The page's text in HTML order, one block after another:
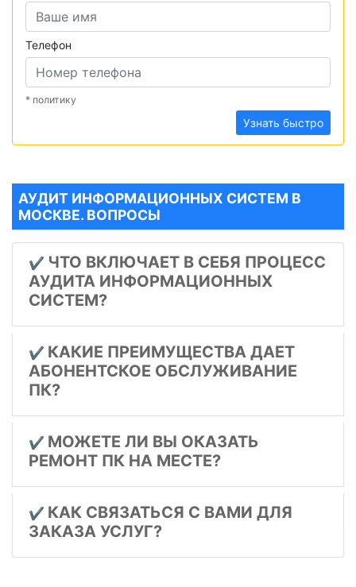
Телефон
* политику
Узнать быстро
АУДИТ ИНФОРМАЦИОННЫХ СИСТЕМ В
МОСКВЕ. ВОПРОСЫ
✔️ ЧТО ВКЛЮЧАЕТ В СЕБЯ ПРОЦЕСС
АУДИТА ИНФОРМАЦИОННЫХ
СИСТЕМ?
✔️ КАКИЕ ПРЕИМУЩЕСТВА ДАЕТ
АБОНЕНТСКОЕ ОБСЛУЖИВАНИЕ
ПК?
✔️ МОЖЕТЕ ЛИ ВЫ ОКАЗАТЬ
РЕМОНТ ПК НА МЕСТЕ?
✔️ КАК СВЯЗАТЬСЯ С ВАМИ ДЛЯ
ЗАКАЗА УСЛУГ?